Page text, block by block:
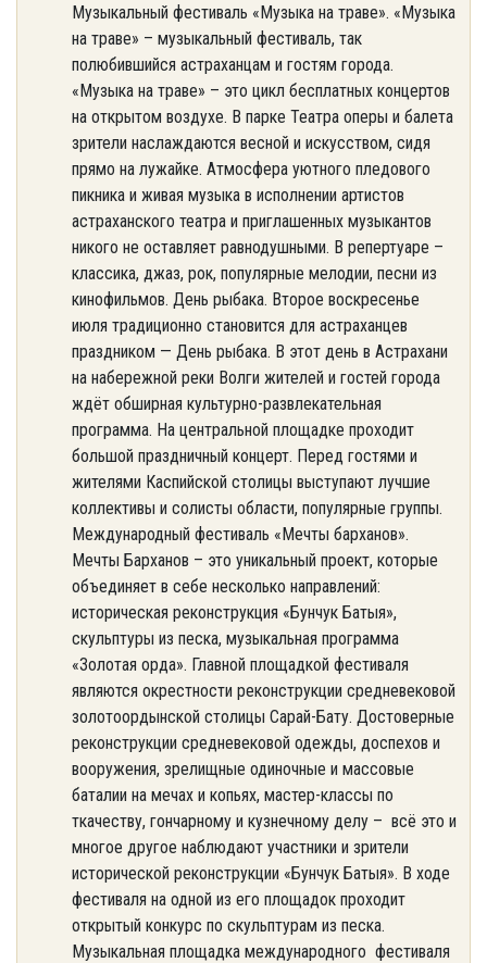
Музыкальный фестиваль «Музыка на траве». «Музыка
на траве» – музыкальный фестиваль, так
полюбившийся астраханцам и гостям города.
«Музыка на траве» – это цикл бесплатных концертов
на открытом воздухе. В парке Театра оперы и балета
зрители наслаждаются весной и искусством, сидя
прямо на лужайке. Атмосфера уютного пледового
пикника и живая музыка в исполнении артистов
астраханского театра и приглашенных музыкантов
никого не оставляет равнодушными. В репертуаре –
классика, джаз, рок, популярные мелодии, песни из
кинофильмов. День рыбака. Второе воскресенье
июля традиционно становится для астраханцев
праздником — День рыбака. В этот день в Астрахани
на набережной реки Волги жителей и гостей города
ждёт обширная культурно-развлекательная
программа. На центральной площадке проходит
большой праздничный концерт. Перед гостями и
жителями Каспийской столицы выступают лучшие
коллективы и солисты области, популярные группы.
Международный фестиваль «Мечты барханов».
Мечты Барханов – это уникальный проект, которые
объединяет в себе несколько направлений:
историческая реконструкция «Бунчук Батыя»,
скульптуры из песка, музыкальная программа
«Золотая орда». Главной площадкой фестиваля
являются окрестности реконструкции средневековой
золотоордынской столицы Сарай-Бату. Достоверные
реконструкции средневековой одежды, доспехов и
вооружения, зрелищные одиночные и массовые
баталии на мечах и копьях, мастер-классы по
ткачеству, гончарному и кузнечному делу – всё это и
многое другое наблюдают участники и зрители
исторической реконструкции «Бунчук Батыя». В ходе
фестиваля на одной из его площадок проходит
открытый конкурс по скульптурам из песка.
Музыкальная площадка международного фестиваля